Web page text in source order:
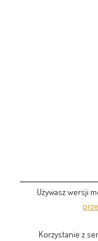
Używasz wersji
Korzystanie z